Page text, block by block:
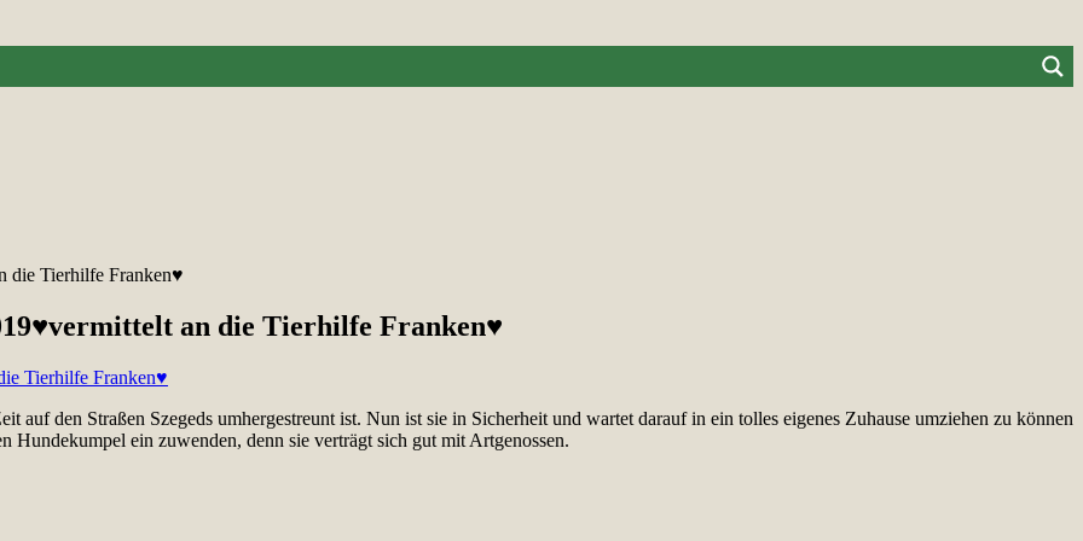
die Tierhilfe Franken♥
an die Tierhilfe Franken♥
auf den Straßen Szegeds umhergestreunt ist. Nun ist sie in Sicherheit und wartet darauf in ein tolles eigenes Zuhause umziehen zu können
Hundekumpel ein zuwenden, denn sie verträgt sich gut mit Artgenossen.